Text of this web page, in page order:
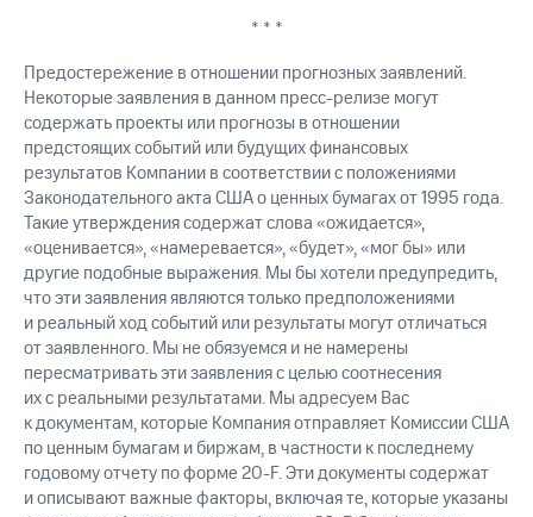
* * *
Предостережение в отношении прогнозных заявлений.
Некоторые заявления в данном пресс-релизе могут
содержать проекты или прогнозы в отношении
предстоящих событий или будущих финансовых
результатов Компании в соответствии с положениями
Законодательного акта США о ценных бумагах от 1995 года.
Такие утверждения содержат слова «ожидается»,
«оценивается», «намеревается», «будет», «мог бы» или
другие подобные выражения. Мы бы хотели предупредить,
что эти заявления являются только предположениями
и реальный ход событий или результаты могут отличаться
от заявленного. Мы не обязуемся и не намерены
пересматривать эти заявления с целью соотнесения
их с реальными результатами. Мы адресуем Вас
к документам, которые Компания отправляет Комиссии США
по ценным бумагам и биржам, в частности к последнему
годовому отчету по форме 20-F. Эти документы содержат
и описывают важные факторы, включая те, которые указаны